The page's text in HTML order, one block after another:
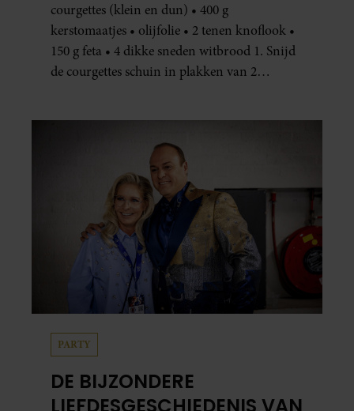
courgettes (klein en dun) • 400 g
kerstomaatjes • olijfolie • 2 tenen knoflook •
150 g feta • 4 dikke sneden witbrood 1. Snijd
de courgettes schuin in plakken van 2
PARTY
DE BIJZONDERE